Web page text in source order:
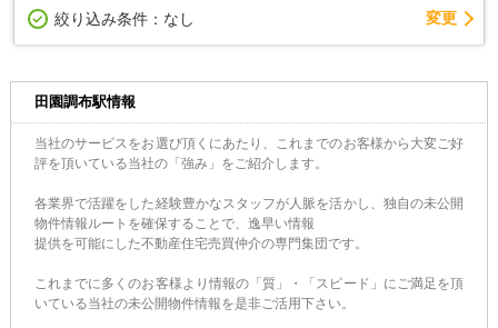
絞り込み条件： なし 変更
田園調布駅情報
当社のサービスをお選び頂くにあたり、これまでのお客様から大変ご好
評を頂いている当社の「強み」をご紹介します。
各業界で活躍をした経験豊かなスタッフが人脈を活かし、独自の未公開
物件情報ルートを確保することで、逸早い情報
提供を可能にした不動産住宅売買仲介の専門集団です。
これまでに多くのお客様より情報の「質」・「スピード」にご満足を頂
いている当社の未公開物件情報を是非ご活用下さい。